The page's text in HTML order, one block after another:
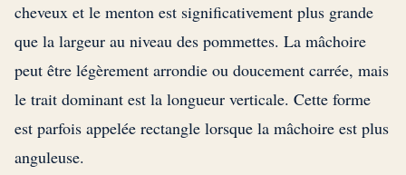
cheveux et le menton est significativement plus grande
que la largeur au niveau des pommettes. La mâchoire
peut être légèrement arrondie ou doucement carrée, mais
le trait dominant est la longueur verticale. Cette forme
est parfois appelée rectangle lorsque la mâchoire est plus
anguleuse.